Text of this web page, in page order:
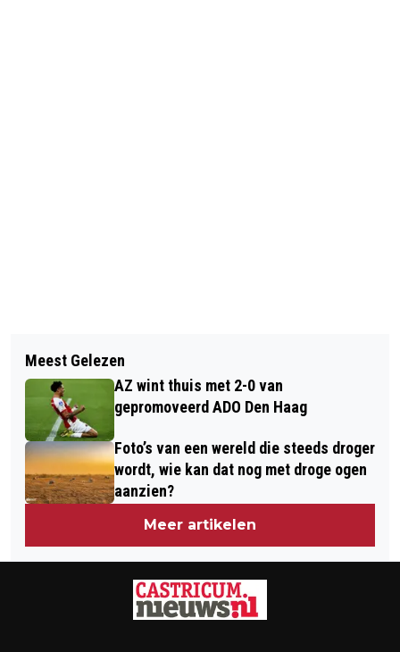
TAQA THEATER DE VEST START
KAARTVERKOOP NIEUWE
THEATERSEIZOEN
PROVINCIE ZET BOUWAMBASSADEUR
IN OM WONINGBOUW TE VERSNELLEN
Meest Gelezen
AZ wint thuis met 2-0 van
gepromoveerd ADO Den Haag
Foto’s van een wereld die steeds droger
wordt, wie kan dat nog met droge ogen
aanzien?
Meer artikelen